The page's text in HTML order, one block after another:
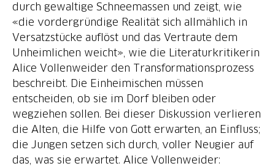
durch gewaltige Schneemassen und zeigt, wie
«die vordergründige Realität sich allmählich in
Versatzstücke auflöst und das Vertraute dem
Unheimlichen weicht», wie die Literaturkritikerin
Alice Vollenweider den Transformationsprozess
beschreibt. Die Einheimischen müssen
entscheiden, ob sie im Dorf bleiben oder
wegziehen sollen. Bei dieser Diskussion verlieren
die Alten, die Hilfe von Gott erwarten, an Einfluss;
die Jungen setzen sich durch, voller Neugier auf
das, was sie erwartet. Alice Vollenweider: